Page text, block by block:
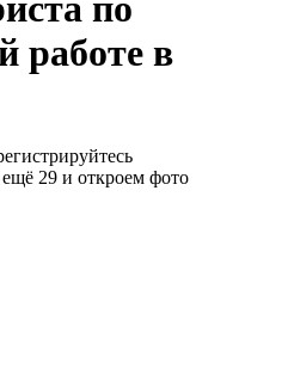
по
работе в
29 и откроем фото